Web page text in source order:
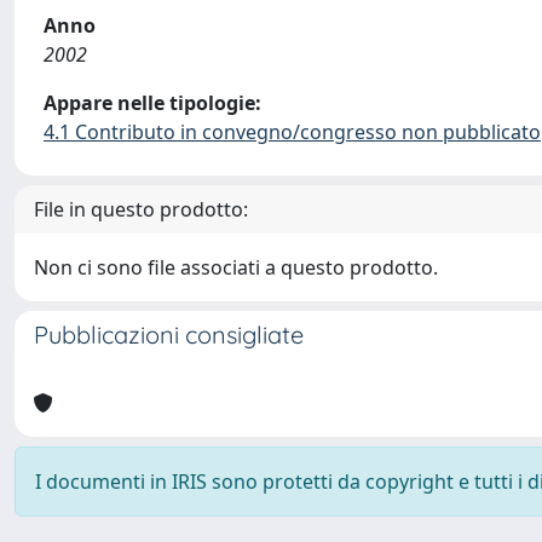
Anno
2002
Appare nelle tipologie:
4.1 Contributo in convegno/congresso non pubblicato
File in questo prodotto:
Non ci sono file associati a questo prodotto.
Pubblicazioni consigliate
I documenti in IRIS sono protetti da copyright e tutti i